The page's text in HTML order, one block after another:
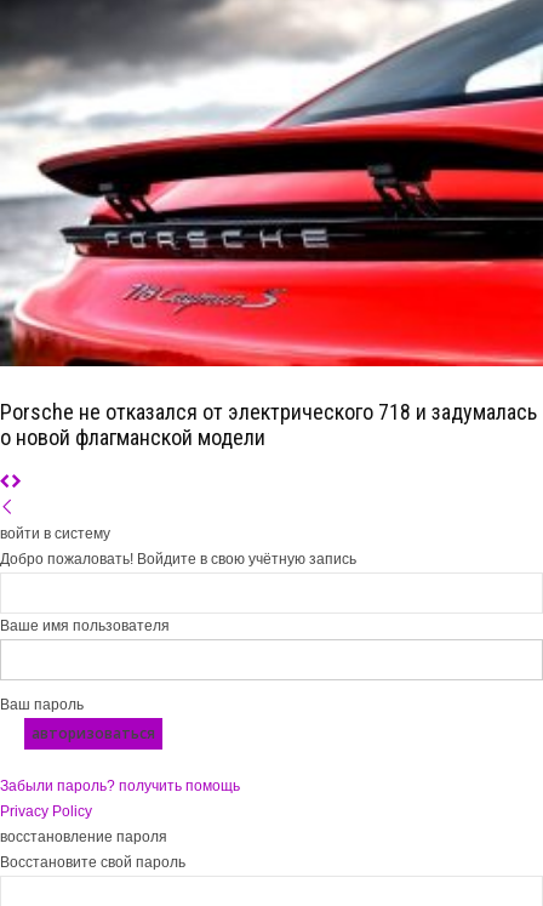
Porsche не отказался от электрического 718 и задумалась
о новой флагманской модели
войти в систему
Добро пожаловать! Войдите в свою учётную запись
Ваше имя пользователя
Ваш пароль
Забыли пароль? получить помощь
Privacy Policy
восстановление пароля
Восстановите свой пароль